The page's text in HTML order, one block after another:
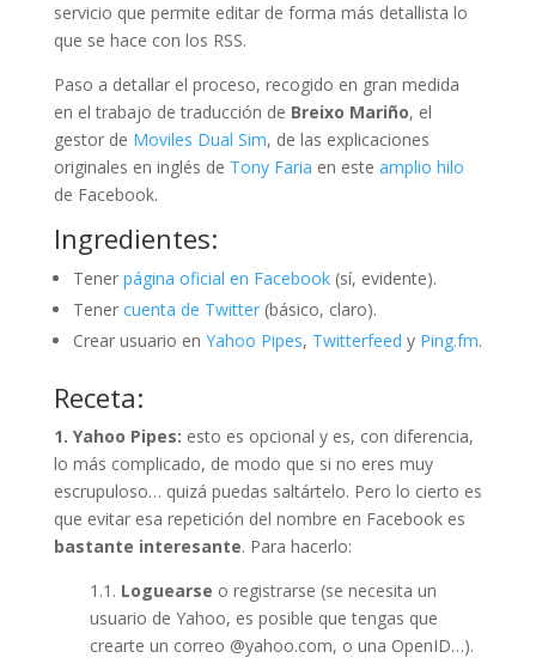
servicio que permite editar de forma más detallista lo
que se hace con los RSS.
Paso a detallar el proceso, recogido en gran medida
en el trabajo de traducción de Breixo Mariño, el
gestor de Moviles Dual Sim, de las explicaciones
originales en inglés de Tony Faria en este amplio hilo
de Facebook.
Ingredientes:
Tener página oficial en Facebook(sí, evidente).
Tener cuenta de Twitter(básico, claro).
Crear usuario en Yahoo Pipes, Twitterfeed y Ping.fm.
Receta:
1. Yahoo Pipes: esto es opcional y es, con diferencia,
lo más complicado, de modo que si no eres muy
escrupuloso… quizá puedas saltártelo. Pero lo cierto es
que evitar esa repetición del nombre en Facebook es
bastante interesante. Para hacerlo:
1.1. Loguearse o registrarse (se necesita un
usuario de Yahoo, es posible que tengas que
crearte un correo @yahoo.com, o una OpenID…).